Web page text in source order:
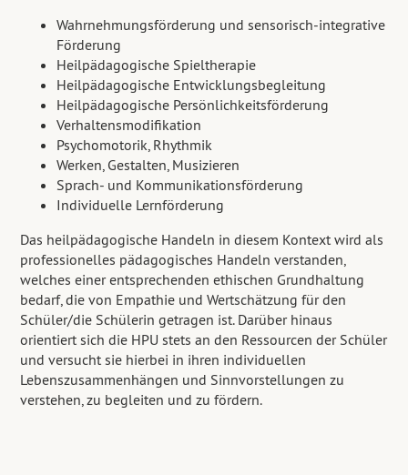
Wahrnehmungsförderung und sensorisch-integrative
Förderung
Heilpädagogische Spieltherapie
Heilpädagogische Entwicklungsbegleitung
Heilpädagogische Persönlichkeitsförderung
Verhaltensmodifikation
Psychomotorik, Rhythmik
Werken, Gestalten, Musizieren
Sprach- und Kommunikationsförderung
Individuelle Lernförderung
Das heilpädagogische Handeln in diesem Kontext wird als
professionelles pädagogisches Handeln verstanden,
welches einer entsprechenden ethischen Grundhaltung
bedarf, die von Empathie und Wertschätzung für den
Schüler/die Schülerin getragen ist. Darüber hinaus
orientiert sich die HPU stets an den Ressourcen der Schüler
und versucht sie hierbei in ihren individuellen
Lebenszusammenhängen und Sinnvorstellungen zu
verstehen, zu begleiten und zu fördern.